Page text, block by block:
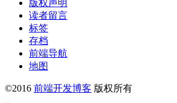
版权声明
读者留言
标签
存档
前端导航
地图
©2016 前端开发博客 版权所有